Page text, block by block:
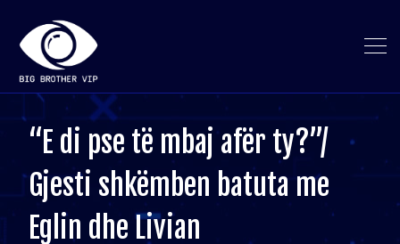
“E di pse të mbaj afër ty?”/
Gjesti shkëmben batuta me
Eglin dhe Livian